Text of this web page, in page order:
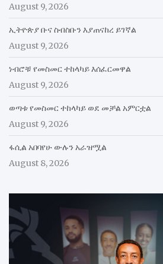
August 9, 2026
ኢትዮጵያ ቡና ስብስቡን እያጠናከረ ይገኛል
August 9, 2026
ነብሮቹ የመስመር ተከላካይ እሰፈርመዋል
August 9, 2026
ወጣቱ የመስመር ተከላካይ ወደ መቻል አምርቷል
August 9, 2026
ፋሲል አበባየሁ ውሉን አራዝሟል
August 8, 2026